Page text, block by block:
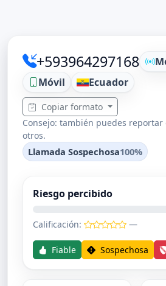
+593964297168
Móvil
Ecuador
Copiar formato
Consejo: también puedes reportar
otros.
Llamada Sospechosa100%
Riesgo percibido
Calificación: —
Fiable Sospechosa